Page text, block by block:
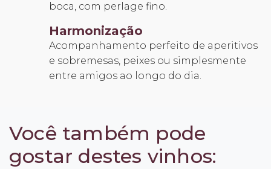
boca, com perlage fino.
Harmonização
Acompanhamento perfeito de aperitivos
e sobremesas, peixes ou simplesmente
entre amigos ao longo do dia.
Você também pode
gostar destes vinhos: